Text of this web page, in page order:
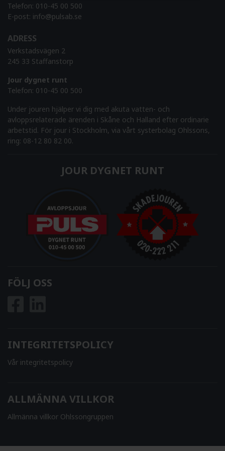
Telefon: 010-45 00 500
E-post: info@pulsab.se
ADRESS
Verkstadsvägen 2
245 33 Staffanstorp
Jour dygnet runt
Telefon: 010-45 00 500
Under jouren hjälper vi dig med akuta vatten- och
avloppsrelaterade ärenden i Skåne och Halland efter ordinarie
arbetstid. För jour i Stockholm, via vårt systerbolag Ohlssons,
ring: 08-12 80 82 00.
JOUR DYGNET RUNT
FÖLJ OSS
INTEGRITETSPOLICY
Vår integritetspolicy
ALLMÄNNA VILLKOR
Allmänna villkor Ohlssongruppen